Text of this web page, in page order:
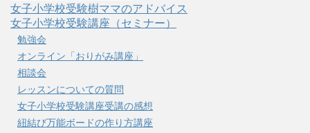
女子小学校受験樹ママのアドバイス
女子小学校受験講座（セミナー）
勉強会
オンライン「おりがみ講座」
相談会
レッスンについての質問
女子小学校受験講座受講の感想
紐結び万能ボードの作り方講座